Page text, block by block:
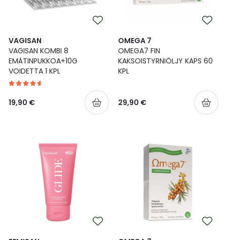
VAGISAN
VAGISAN KOMBI 8
EMÄTINPUKKOA+10G
VOIDETTA 1 KPL
19,90 €
OMEGA 7
OMEGA7 FIN
KAKSOISTYRNIÖLJY KAPS 60
KPL
29,90 €